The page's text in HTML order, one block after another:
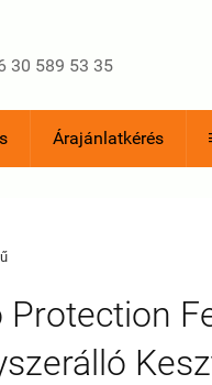
30 589 53 35
Árajánlatkérés
Protection